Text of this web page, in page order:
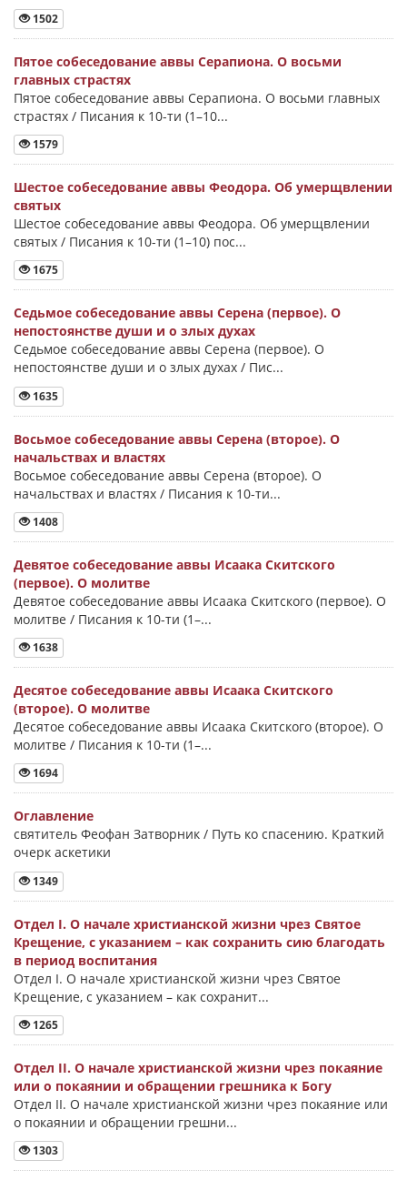
1502
Пятое собеседование аввы Серапиона. О восьми
главных страстях
Пятое собеседование аввы Серапиона. О восьми главных
страстях / Писания к 10-ти (1–10...
1579
Шестое собеседование аввы Феодора. Об умерщвлении
святых
Шестое собеседование аввы Феодора. Об умерщвлении
святых / Писания к 10-ти (1–10) пос...
1675
Седьмое собеседование аввы Серена (первое). О
непостоянстве души и о злых духах
Седьмое собеседование аввы Серена (первое). О
непостоянстве души и о злых духах / Пис...
1635
Восьмое собеседование аввы Серена (второе). О
начальствах и властях
Восьмое собеседование аввы Серена (второе). О
начальствах и властях / Писания к 10-ти...
1408
Девятое собеседование аввы Исаака Скитского
(первое). О молитве
Девятое собеседование аввы Исаака Скитского (первое). О
молитве / Писания к 10-ти (1–...
1638
Десятое собеседование аввы Исаака Скитского
(второе). О молитве
Десятое собеседование аввы Исаака Скитского (второе). О
молитве / Писания к 10-ти (1–...
1694
Оглавление
святитель Феофан Затворник / Путь ко спасению. Краткий
очерк аскетики
1349
Отдел I. О начале христианской жизни чрез Святое
Крещение, с указанием – как сохранить сию благодать
в период воспитания
Отдел I. О начале христианской жизни чрез Святое
Крещение, с указанием – как сохранит...
1265
Отдел II. О начале христианской жизни чрез покаяние
или о покаянии и обращении грешника к Богу
Отдел II. О начале христианской жизни чрез покаяние или
о покаянии и обращении грешни...
1303